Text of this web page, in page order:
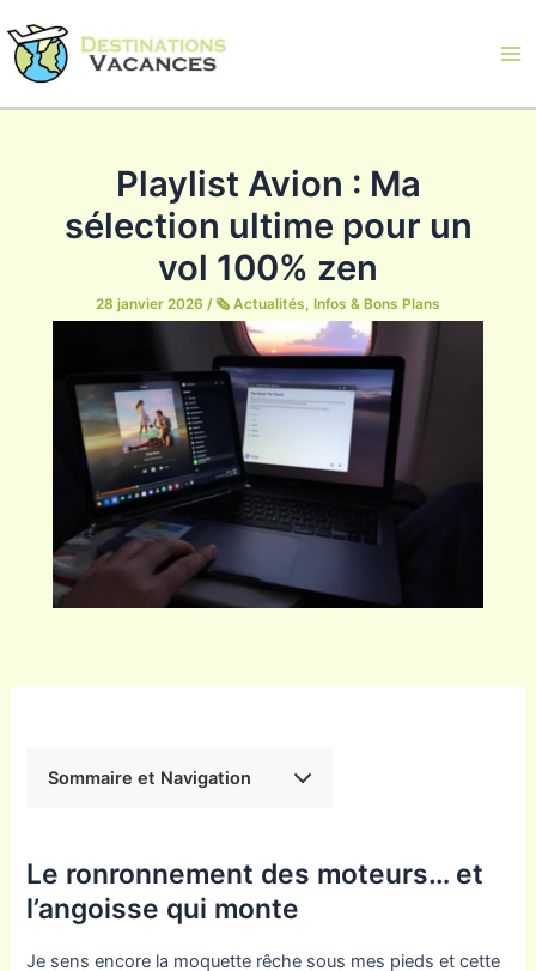
au
contenu
Playlist Avion : Ma
sélection ultime pour un
vol 100% zen
28 janvier 2026 /🗞️ Actualités, Infos & Bons Plans
Sommaire et Navigation
Le ronronnement des moteurs… et
l’angoisse qui monte
Je sens encore la moquette rêche sous mes pieds et cette